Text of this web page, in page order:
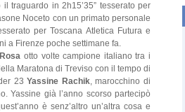
traguardo in 2h15’35” tesserato per
Noceto con un primato personale
per Toscana Atletica Futura e
a Firenze poche settimane fa.
otto volte campione italiano tra i
Maratona di Treviso con il tempo di
23Yassine Rachik, marocchino di
Yassine già l’anno scorso partecipò
è senz’altro un’altra cosa e